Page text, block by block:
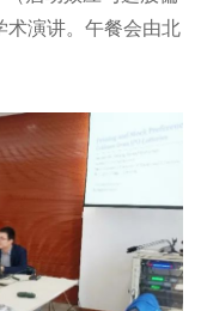
术演讲。午餐会由北